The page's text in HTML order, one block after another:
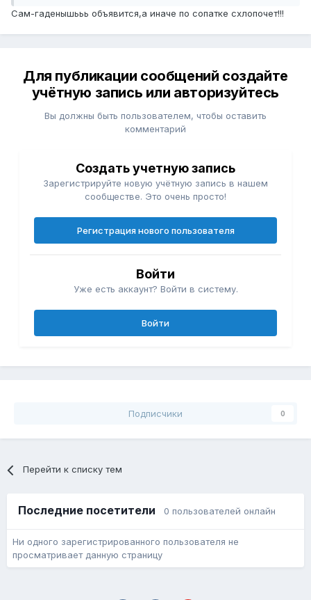
Сам-гаденышььь объявится,а иначе по сопатке схлопочет!!!
Для публикации сообщений создайте
учётную запись или авторизуйтесь
Вы должны быть пользователем, чтобы оставить
комментарий
Создать учетную запись
Зарегистрируйте новую учётную запись в нашем
сообществе. Это очень просто!
Регистрация нового пользователя
Войти
Уже есть аккаунт? Войти в систему.
Войти
Подписчики 0
Перейти к списку тем
Последние посетители 0 пользователей онлайн
Ни одного зарегистрированного пользователя не
просматривает данную страницу